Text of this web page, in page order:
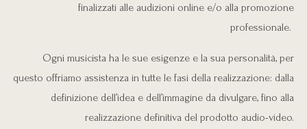
finalizzati alle audizioni online e/o alla promozione
professionale.
Ogni musicista ha le sue esigenze e la sua personalità, per
questo offriamo assistenza in tutte le fasi della realizzazione: dalla
definizione dell’idea e dell’immagine da divulgare, fino alla
realizzazione definitiva del prodotto audio-video.